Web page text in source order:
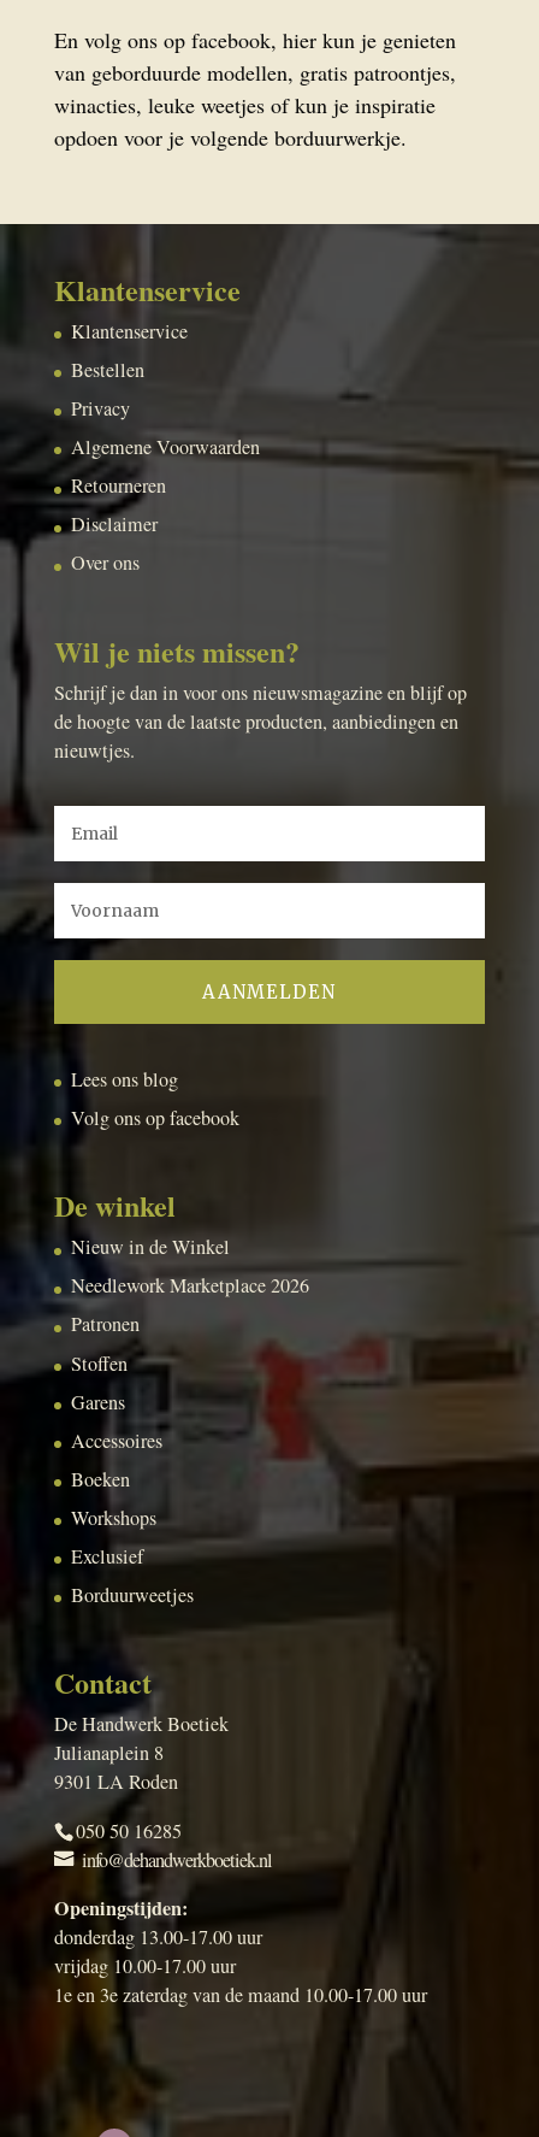
En volg ons op facebook, hier kun je genieten
van geborduurde modellen, gratis patroontjes,
winacties, leuke weetjes of kun je inspiratie
opdoen voor je volgende borduurwerkje.
Klantenservice
Klantenservice
Bestellen
Privacy
Algemene Voorwaarden
Retourneren
Disclaimer
Over ons
Wil je niets missen?
Schrijf je dan in voor ons nieuwsmagazine en blijf op
de hoogte van de laatste producten, aanbiedingen en
nieuwtjes.
Lees ons blog
Volg ons op facebook
De winkel
Nieuw in de Winkel
Needlework Marketplace 2026
Patronen
Stoffen
Garens
Accessoires
Boeken
Workshops
Exclusief
Borduurweetjes
Contact
De Handwerk Boetiek
Julianaplein 8
9301 LA Roden
050 50 16285
info@dehandwerkboetiek.nl
Openingstijden:
donderdag 13.00-17.00 uur
vrijdag 10.00-17.00 uur
1e en 3e zaterdag van de maand 10.00-17.00 uur